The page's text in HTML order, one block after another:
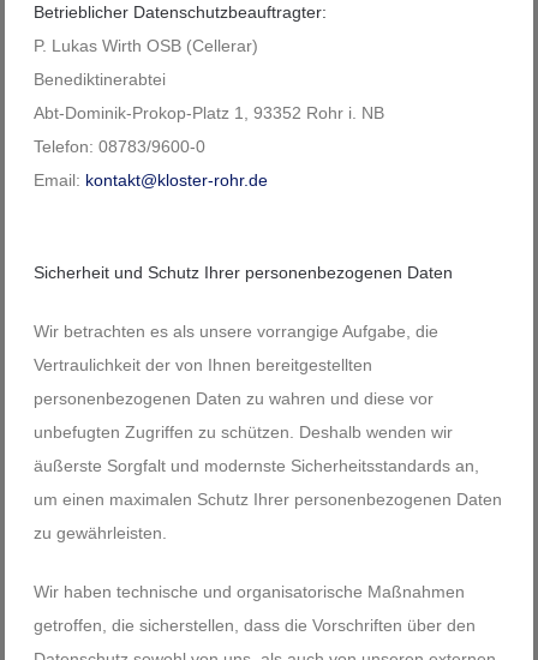
Betrieblicher Datenschutzbeauftragter:
P. Lukas Wirth OSB (Cellerar)
Benediktinerabtei
Abt-Dominik-Prokop-Platz 1, 93352 Rohr i. NB
Telefon: 08783/9600-0
Email: kontakt@kloster-rohr.de
Sicherheit und Schutz Ihrer personenbezogenen Daten
Wir betrachten es als unsere vorrangige Aufgabe, die
Vertraulichkeit der von Ihnen bereitgestellten
personenbezogenen Daten zu wahren und diese vor
unbefugten Zugriffen zu schützen. Deshalb wenden wir
äußerste Sorgfalt und modernste Sicherheitsstandards an,
um einen maximalen Schutz Ihrer personenbezogenen Daten
zu gewährleisten.
Wir haben technische und organisatorische Maßnahmen
getroffen, die sicherstellen, dass die Vorschriften über den